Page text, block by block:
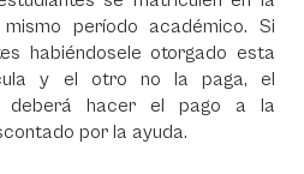
período académico. Si
habiéndosele otorgado esta
y el otro no la paga, el
deberá hacer el pago a la
por la ayuda.